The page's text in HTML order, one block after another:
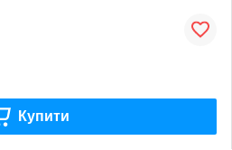
Купити